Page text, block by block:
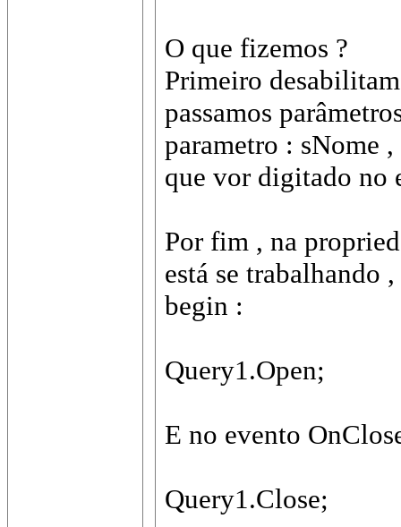
O que fizemos ?
Primeiro
passamos
parametro : sNome
que vor digitado no
Por fim , na
está se trabalhando
begin :
Query1.Open;
E no evento
Query1.Close;